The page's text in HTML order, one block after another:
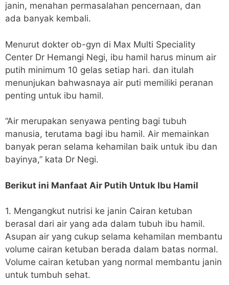
janin, menahan permasalahan pencernaan, dan
ada banyak kembali.
Menurut dokter ob-gyn di Max Multi Speciality
Center Dr Hemangi Negi, ibu hamil harus minum air
putih minimum 10 gelas setiap hari. dan itulah
menunjukan bahwasnaya air puti memiliki peranan
penting untuk ibu hamil.
“Air merupakan senyawa penting bagi tubuh
manusia, terutama bagi ibu hamil. Air memainkan
banyak peran selama kehamilan baik untuk ibu dan
bayinya,” kata Dr Negi.
Berikut ini Manfaat Air Putih Untuk Ibu Hamil
1. Mengangkut nutrisi ke janin Cairan ketuban
berasal dari air yang ada dalam tubuh ibu hamil.
Asupan air yang cukup selama kehamilan membantu
volume cairan ketuban berada dalam batas normal.
Volume cairan ketuban yang normal membantu janin
untuk tumbuh sehat.